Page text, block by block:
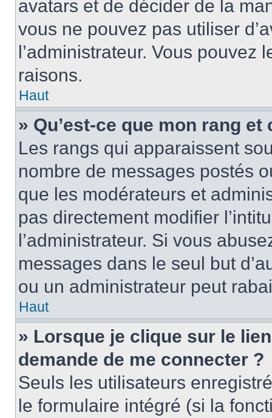
avatars et de décider de la
vous ne pouvez pas utiliser
l’administrateur. Vous pouvez
raisons.
Haut
» Qu’est-ce que mon rang
Les rangs qui apparaissent
nombre de messages postés
que les modérateurs et
pas directement modifier
l’administrateur. Si vous
messages dans le seul but
ou un administrateur peut
Haut
» Lorsque je clique sur le
demande de me connecter ?
Seuls les utilisateurs
le formulaire intégré (si la